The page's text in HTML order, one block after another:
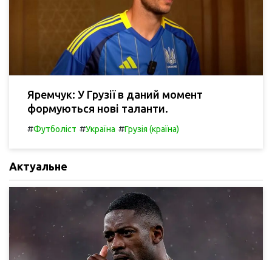
Яремчук: У Грузії в даний момент
формуються нові таланти.
#Футболіст #Україна #Грузія (країна)
Актуальне